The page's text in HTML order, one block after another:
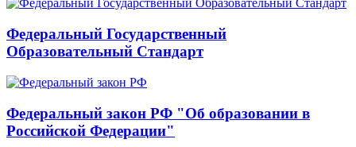
Федеральный Государственный
Образовательный Стандарт
Федеральный закон РФ "Об образовании в
Российской Федерации"